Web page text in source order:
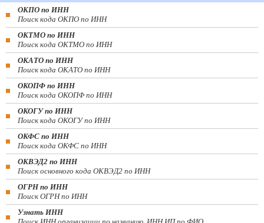
ОКПО по ИНН
Поиск кода ОКПО по ИНН
ОКТМО по ИНН
Поиск кода ОКТМО по ИНН
ОКАТО по ИНН
Поиск кода ОКАТО по ИНН
ОКОПФ по ИНН
Поиск кода ОКОПФ по ИНН
ОКОГУ по ИНН
Поиск кода ОКОГУ по ИНН
ОКФС по ИНН
Поиск кода ОКФС по ИНН
ОКВЭД2 по ИНН
Поиск основного кода ОКВЭД2 по ИНН
ОГРН по ИНН
Поиск ОГРН по ИНН
Узнать ИНН